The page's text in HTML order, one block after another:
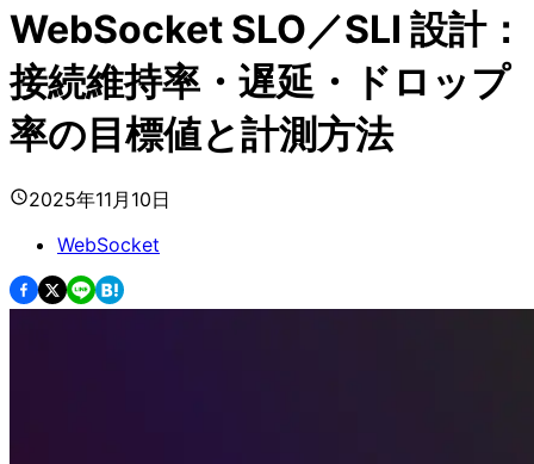
WebSocket SLO／SLI 設計：
接続維持率・遅延・ドロップ
率の目標値と計測方法
2025年11月10日
WebSocket